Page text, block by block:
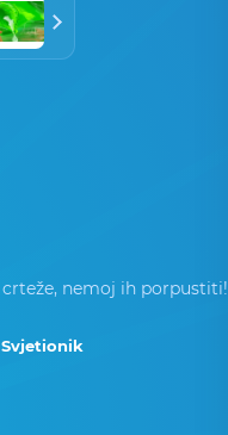
nemoj ih porpustiti!
Svjetionik